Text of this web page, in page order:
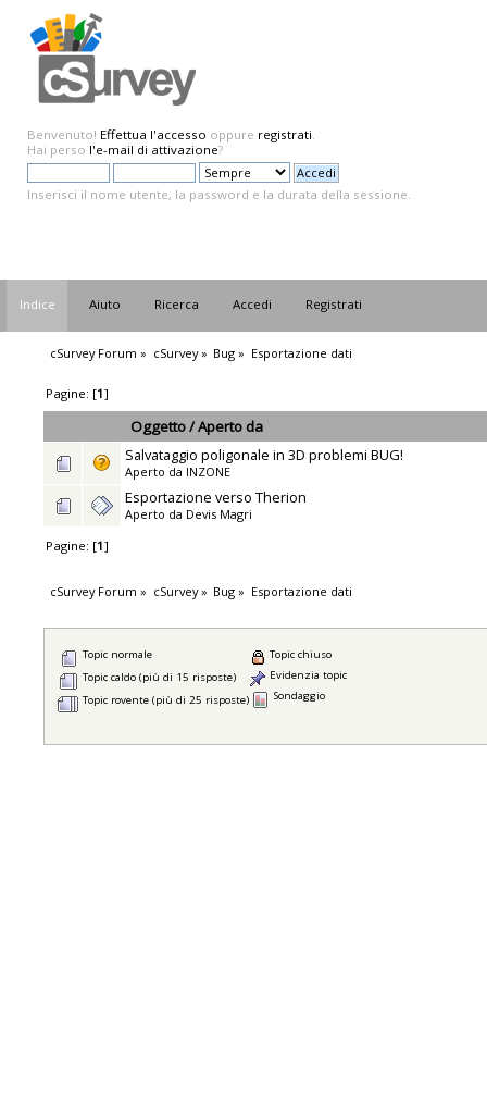
Benvenuto! Effettua l'accesso oppure registrati.
Hai perso l'e-mail di attivazione?
Inserisci il nome utente, la password e la durata della sessione.
Indice Aiuto Ricerca Accedi Registrati
cSurvey Forum » cSurvey» Bug » Esportazione dati
Pagine: [1]
Oggetto/Aperto da
Salvataggio poligonale in 3D problemi BUG!
Aperto da INZONE
Esportazione verso Therion
Aperto da Devis Magri
Pagine: [1]
cSurvey Forum » cSurvey» Bug » Esportazione dati
Topic normale
Topic caldo (più di 15 risposte)
Topic rovente (più di 25 risposte)
Topic chiuso
Evidenzia topic
Sondaggio